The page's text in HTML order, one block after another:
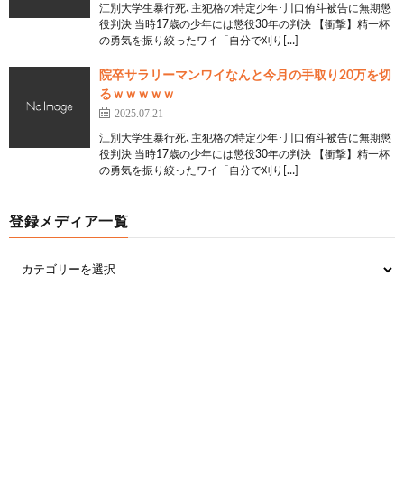
江別大学生暴行死､主犯格の特定少年･川口侑斗被告に無期懲
役判決 当時17歳の少年には懲役30年の判決 【衝撃】精一杯
の勇気を振り絞ったワイ「自分で刈り[…]
院卒サラリーマンワイなんと今月の手取り20万を切
るｗｗｗｗｗ
2025.07.21
江別大学生暴行死､主犯格の特定少年･川口侑斗被告に無期懲
役判決 当時17歳の少年には懲役30年の判決 【衝撃】精一杯
の勇気を振り絞ったワイ「自分で刈り[…]
登録メディア一覧